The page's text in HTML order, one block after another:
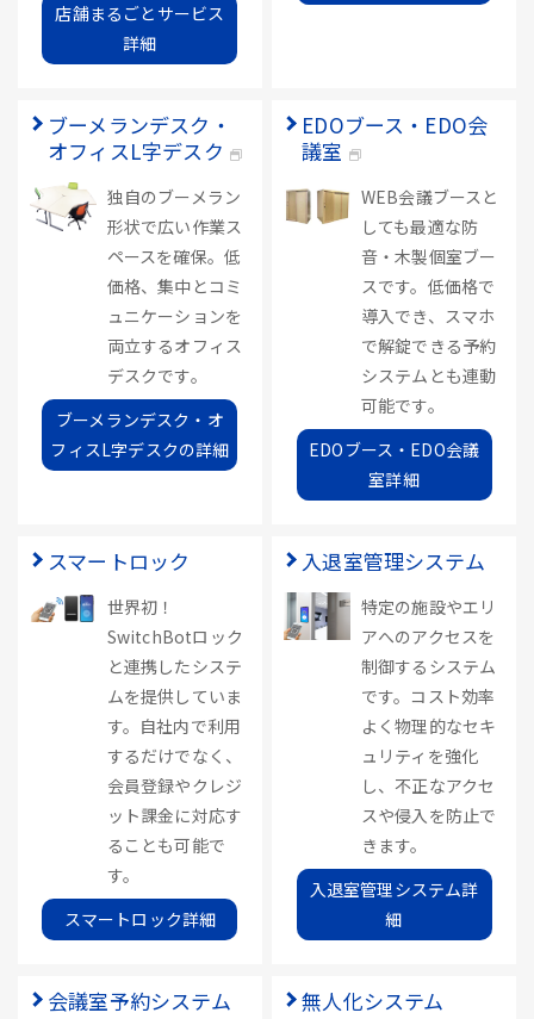
店舗まるごとサービス
詳細
ブーメランデスク・
オフィスL字デスク
独自のブーメラン
形状で広い作業ス
ペースを確保。低
価格、集中とコミ
ュニケーションを
両立するオフィス
デスクです。
ブーメランデスク・オ
フィスL字デスクの詳細
EDOブース・EDO会
議室
WEB会議ブースと
しても最適な防
音・木製個室ブー
スです。低価格で
導入でき、スマホ
で解錠できる予約
システムとも連動
可能です。
EDOブース・EDO会議
室詳細
スマートロック
世界初！
SwitchBotロック
と連携したシステ
ムを提供していま
す。自社内で利用
するだけでなく、
会員登録やクレジ
ット課金に対応す
ることも可能で
す。
スマートロック詳細
入退室管理システム
特定の施設やエリ
アへのアクセスを
制御するシステム
です。コスト効率
よく物理的なセキ
ュリティを強化
し、不正なアクセ
スや侵入を防止で
きます。
入退室管理システム詳
細
会議室予約システム 無人化システム